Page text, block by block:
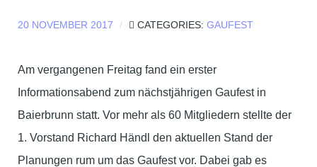
20 NOVEMBER 2017 CATEGORIES: GAUFEST
Am vergangenen Freitag fand ein erster
Informationsabend zum nächstjährigen Gaufest in
Baierbrunn statt. Vor mehr als 60 Mitgliedern stellte der
1. Vorstand Richard Händl den aktuellen Stand der
Planungen rum um das Gaufest vor. Dabei gab es